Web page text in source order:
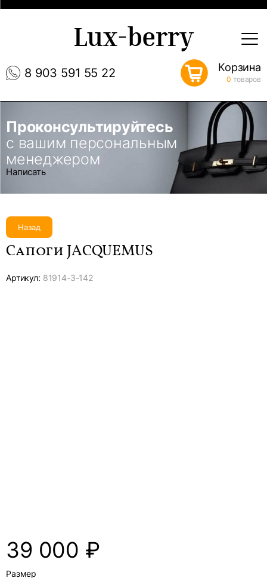
8 903 591 55 22
Lux-berry
Корзина
0 товаров
Проконсультируйтесь
с вашим персональным
менеджером
Написать
Назад
Сапоги JACQUEMUS
Артикул: 81914-3-142
39 000 ₽
Размер